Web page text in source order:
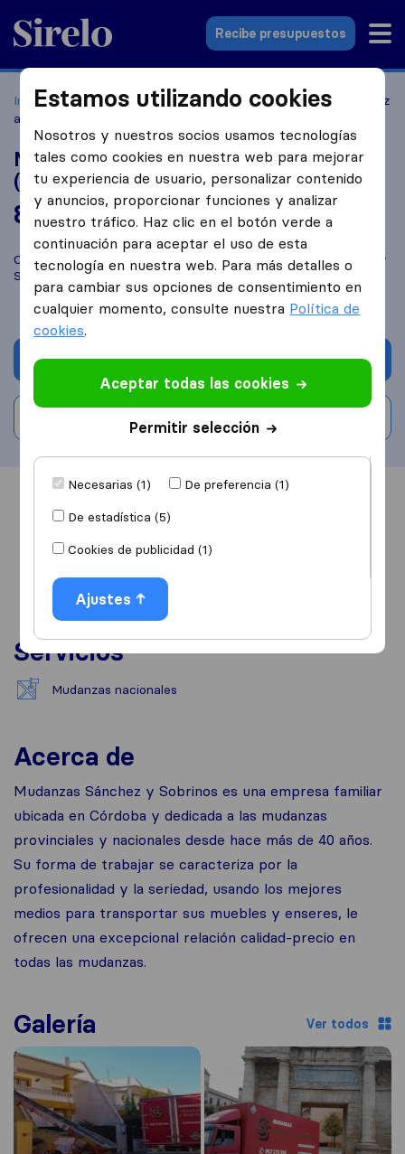
Sirelo.es
Recibe presupuestos
Inicio Empresas de mudanzas Córdoba
Moving Sanchez
and Nephews (Mudanzas Sánchez y Sobrinos)
Moving Sanchez and Nephews
(Mudanzas Sánchez y Sobrinos)
8,0 basado en22
reseñas de Sirelo y Google
i
Compara Moving Sanchez and Nephews (Mudanzas Sánchez y
Sobrinos) con otrasempresas de mudanzasde Córdoba
Solicita Presupuestos
Escribe una valoración
Información
Servicios
Mudanzas nacionales
Acerca de
Mudanzas Sánchez y Sobrinos es una empresa familiar
ubicada en Córdoba y dedicada a las mudanzas
provinciales y nacionales desde hace más de 40 años.
Su forma de trabajar se caracteriza por la
profesionalidad y la seriedad, usando los mejores
medios para transportar sus muebles y enseres, le
ofrecen una excepcional relación calidad-precio en
todas las mudanzas.
Galería Ver todos
Estamos utilizando cookies
Nosotros y nuestros socios usamos tecnologías
tales como cookies en nuestra web para mejorar
tu experiencia de usuario, personalizar contenido
y anuncios, proporcionar funciones y analizar
nuestro tráfico. Haz clic en el botón verde a
continuación para aceptar el uso de esta
tecnología en nuestra web. Para más detalles o
para cambiar sus opciones de consentimiento en
cualquier momento, consulte nuestra Política de
cookies.
Aceptar todas las cookies
Permitir selección
Necesarias (1)
De preferencia (1)
De estadística (5)
Cookies de publicidad (1)
Ajustes